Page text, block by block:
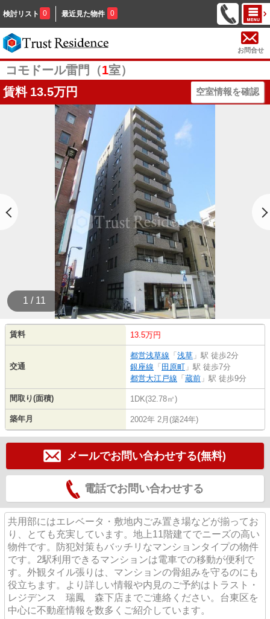
検討リスト 0 最近見た物件 0
お問合せ
コモドール雷門（1室）
賃料 13.5万円 空室情報を確認
1 / 11
賃料 13.5万円
交通
都営浅草線 「 浅草 」駅 徒歩2分
銀座線 「 田原町 」駅 徒歩7分
都営大江戸線 「 蔵前 」駅 徒歩9分
間取り(面積) 1DK(32.78㎡)
築年月 2002年 2月(築24年)
メールでお問い合わせする(無料)
電話でお問い合わせする
共用部にはエレベータ・敷地内ごみ置き場などが揃ってお
り、とても充実しています。地上11階建てでニーズの高い
物件です。防犯対策もバッチリなマンションタイプの物件
です。2駅利用できるマンションは電車での移動が便利で
す。外観タイル張りは、マンションの骨組みを守るのにも
役立ちます。より詳しい情報や内見のご予約はトラスト・
レジデンス 瑞鳳 森下店までご連絡ください。台東区を
中心に不動産情報を数多くご紹介しています。